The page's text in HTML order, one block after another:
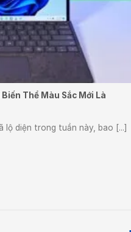
Thể Màu Sắc Mới Là
lộ diện trong tuần này, bao [...]